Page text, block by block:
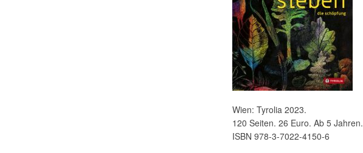
Wien: Tyrolia 2023.
120 Seiten. 26 Euro. Ab 5 Jahren.
ISBN 978-3-7022-4150-6